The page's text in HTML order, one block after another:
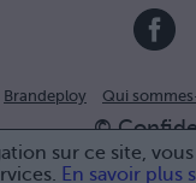
sur ce site,
En savoir plus
Brandeploy Qui
©